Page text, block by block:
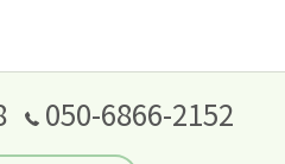
050-6866-2152